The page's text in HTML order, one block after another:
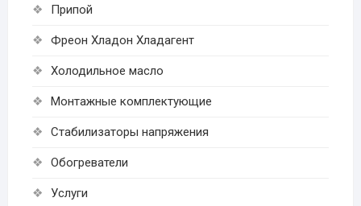
Припой
Фреон Хладон Хладагент
Холодильное масло
Монтажные комплектующие
Стабилизаторы напряжения
Обогреватели
Услуги